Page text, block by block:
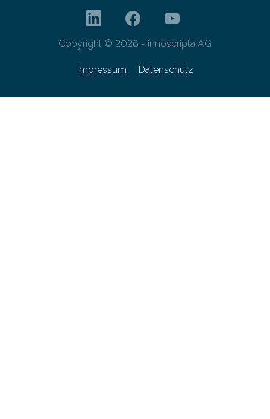
Copyright © 2026 - innoscripta AG
Impressum Datenschutz